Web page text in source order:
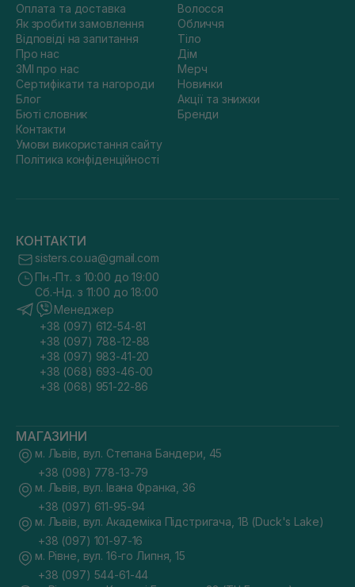
Оплата та доставка
Як зробити замовлення
Відповіді на запитання
Про нас
ЗМІ про нас
Сертифікати та нагороди
Блог
Бюті словник
Контакти
Умови використання сайту
Політика конфіденційності
Волосся
Обличчя
Тіло
Дім
Мерч
Новинки
Акції та знижки
Бренди
КОНТАКТИ
sisters.co.ua@gmail.com
Пн.-Пт. з 10:00 до 19:00
Сб.-Нд. з 11:00 до 18:00
Менеджер
+38 (097) 612-54-81
+38 (097) 788-12-88
+38 (097) 983-41-20
+38 (068) 693-46-00
+38 (068) 951-22-86
МАГАЗИНИ
м. Львів, вул. Степана Бандери, 45
+38 (098) 778-13-79
м. Львів, вул. Івана Франка, 36
+38 (097) 611-95-94
м. Львів, вул. Академіка Підстригача, 1В (Duck's Lake)
+38 (097) 101-97-16
м. Рівне, вул. 16-го Липня, 15
+38 (097) 544-61-44